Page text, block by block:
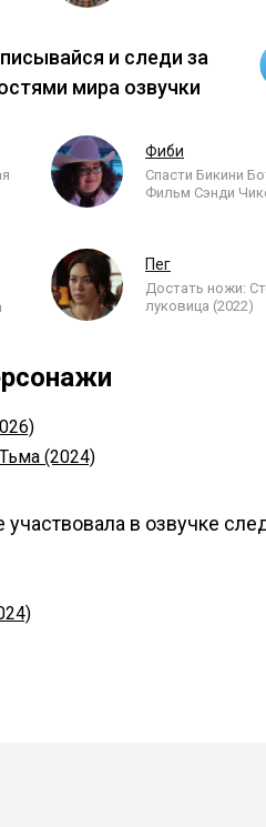
и следи за
мира озвучки
Фиби
Спасти Бикини
Фильм Сэнди
Пег
Достать ножи:
луковица (2022)
(2024)
в озвучке